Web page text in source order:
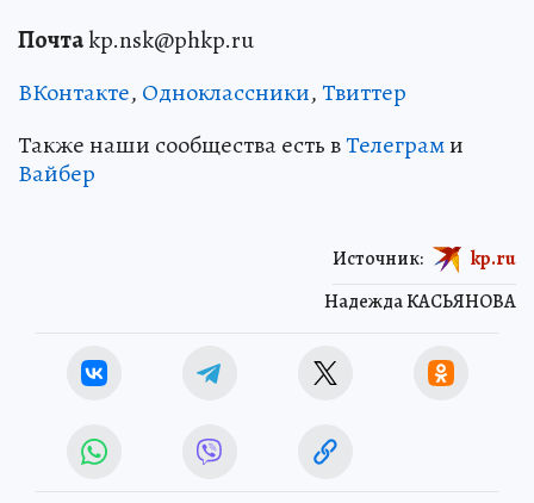
Почтаkp.nsk@phkp.ru
ВКонтакте, Одноклассники,Твиттер
Также наши сообщества есть вТелеграми
Вайбер
Надежда КАСЬЯНОВА
Источник: kp.ru